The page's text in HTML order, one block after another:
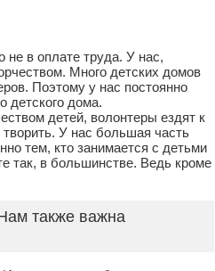
не в оплате труда. У нас,
Много детских домов
Поэтому у нас постоянно
детского дома.
детей, волонтеры ездят к
У нас большая часть
тем, кто занимается с детьми
так, в большинстве. Ведь кроме
также важна